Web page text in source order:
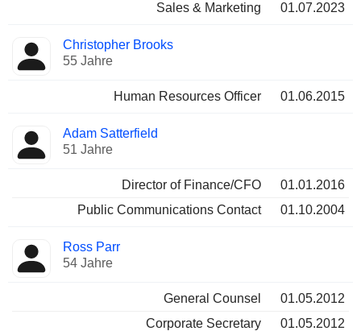
Sales & Marketing 01.07.2023
Christopher Brooks
55 Jahre
Human Resources Officer 01.06.2015
Adam Satterfield
51 Jahre
Director of Finance/CFO
01.01.2016
Public Communications Contact
01.10.2004
Ross Parr
54 Jahre
General Counsel
01.05.2012
Corporate Secretary
01.05.2012